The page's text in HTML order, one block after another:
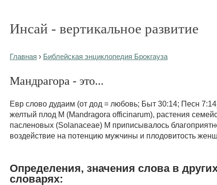
Инсай - вертикальное развитие
Главная › Библейская энциклопедия Брокгауза
Мандрагора - это...
Евр слово дудаим (от дод = любовь; Быт 30:14; Песн
желтый плод М (Mandragora officinarum), растения
пасленовых (Solanaceae) М приписывалось
воздействие на потенцию мужчины и плодовитость
Определения, значения слова в
словарях: